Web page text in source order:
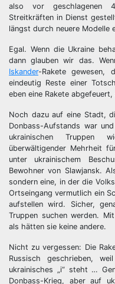
also vor geschlagenen
Streitkräften in Dienst
längst durch neuere Modelle
Egal. Wenn die Ukraine
dann glauben wir das.
Iskander-Rakete gewesen,
eindeutig Reste einer
eben eine Rakete
Noch dazu auf eine Stadt,
Donbass-Aufstands war
ukrainischen Truppen
überwältigender Mehrheit
unter ukrainischem
Bewohner von Slawjansk.
sondern eine, in der die
Ortseingang vermutlich ein
aufstellen wird. Sicher,
Truppen suchen werden.
als hätten sie keine andere.
Nicht zu vergessen: Die
Russisch geschrieben,
ukrainisches „i“ steht …
Donbass-Krieg, aber auf